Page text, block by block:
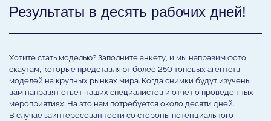
Результаты в десять рабочих дней!
Хотите стать моделью? Заполните анкету, и мы направим фото
скаутам, которые представляют более 250 топовых агентств
моделей на крупных рынках мира. Когда снимки будут изучены,
вам направят ответ наших специалистов и отчёт о проведённых
мероприятиях. На это нам потребуется около десяти дней.
В случае заинтересованности со стороны потенциального